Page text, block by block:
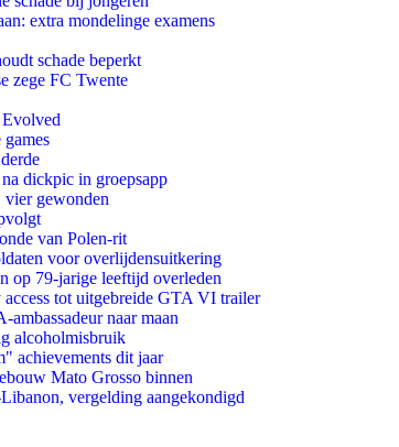
extra mondelinge examens
schade beperkt
zege FC Twente
dickpic in groepsapp
vier gewonden
van Polen-rit
voor overlijdensuitkering
op 79-jarige leeftijd overleden
tot uitgebreide GTA VI trailer
naar maan
alcoholmisbruik
achievements dit jaar
Mato Grosso binnen
vergelding aangekondigd